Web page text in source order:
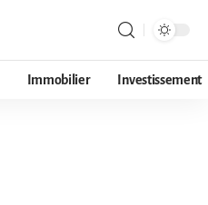
Immobilier Investissement